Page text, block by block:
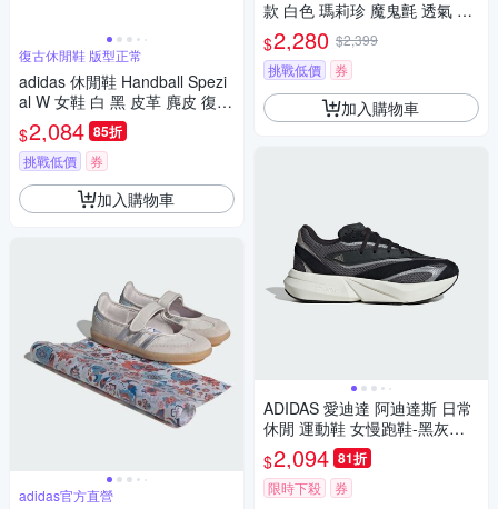
復古休閒鞋 版型正常
adidas 休閒鞋 Handball Spezi
al W 女鞋 白 黑 皮革 麂皮 復古
生膠 愛迪達 IF6562
$2,084 85折
挑戰低價 券
加入購物車
adidas官方直營
款 白色 瑪莉珍 魔鬼氈 透氣 三
條線 休閒鞋 JQ6940
$2,280 $2,399
挑戰低價
券
加入購物車
ADIDAS 愛迪達 阿迪達斯 日常
休閒 運動鞋 女慢跑鞋-黑灰白 L
IGHTBLAZE-JH6959
$2,094 81折
限時下殺 券